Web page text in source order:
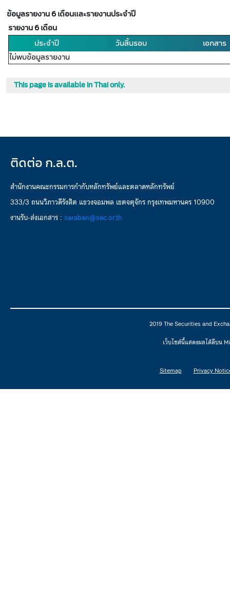
ข้อมูลรายงาน 6 เดือนและรายงานประจำปี
รายงาน 6 เดือน
ประจำปี
วันสิ้นรอบ
เอกสาร
ไม่พบข้อมูลรายงาน
This page is available in Thai only.
ติดต่อ ก.ล.ต.
สำนักงานคณะกรรมการกำกับหลักทรัพย์และตลาดหลักทรัพย์
333/3 ถนนวิภาวดีรังสิต แขวงจอมพล เขตจตุจักร กรุงเทพมหานคร 10900
งานรับ-ส่งเอกสาร : saraban@sec.or.th
2019 The Securities and
เว็บไซต์นี้แสดงผลได้ดีบน
Sitemap Privacy